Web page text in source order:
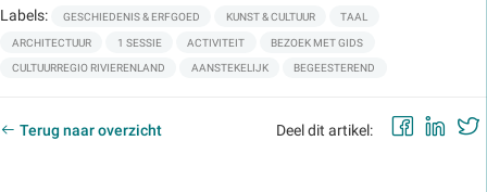
Labels: GESCHIEDENIS & ERFGOED KUNST & CULTUUR TAAL
ARCHITECTUUR 1 SESSIE ACTIVITEIT BEZOEK MET GIDS
CULTUURREGIO RIVIERENLAND AANSTEKELIJK BEGEESTEREND
Terug naar overzicht Deel dit artikel: